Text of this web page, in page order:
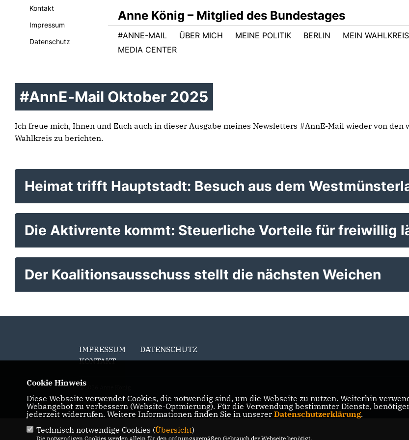
Kontakt
Impressum
Datenschutz
Anne König – Mitglied des Bundestages
#ANNE-MAIL ÜBER MICH MEINE POLITIK BERLIN MEIN WAHLKREIS
MEDIA CENTER
#AnnE-Mail Oktober 2025
Ich freue mich, Ihnen und Euch auch in dieser Ausgabe meines Newsletters #AnnE-Mail wieder von
Wahlkreis zu berichten.
Heimat trifft Hauptstadt: Besuch aus dem
Die Aktivrente kommt: Steuerliche Vorteile für freiwillig
Der Koalitionsausschuss stellt die nächsten Weichen
IMPRESSUM
DATENSCHUTZ
KONTAKT
@2026 Anne König
Alle Rechte vorbehalten.
Cookie Hinweis
Diese Webseite verwendet Cookies, die notwendig sind, um die Webseite zu nutzen. Weiterhin
Webangebot zu verbessern (Website-Optmierung). Für die Verwendung bestimmter Dienste,
jederzeit widerrufen. Weitere Informationen finden Sie in unserer Datenschutzerklärung.
Technisch notwendige Cookies (Übersicht)
Die notwendigen Cookies werden allein für den ordnungsgemäßen Gebrauch der Webseite benötigt.